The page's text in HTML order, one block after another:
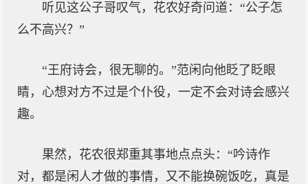
听见这公子哥叹气，花农好奇问道：“公子怎
么不高兴？”
“王府诗会，很无聊的。”范闲向他眨了眨眼
睛，心想对方不过是个仆役，一定不会对诗会感兴
趣。
果然，花农很郑重其事地点点头：“吟诗作
对，都是闲人才做的事情，又不能换碗饭吃，真是